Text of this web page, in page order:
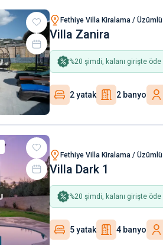
Fethiye Villa Kiralama / Üzümlü
Villa Zanira
%20 şimdi, kalanı girişte öde
2 yatak 2 banyo
Fethiye Villa Kiralama / Üzümlü
Villa Dark 1
%20 şimdi, kalanı girişte öde
5 yatak 4 banyo